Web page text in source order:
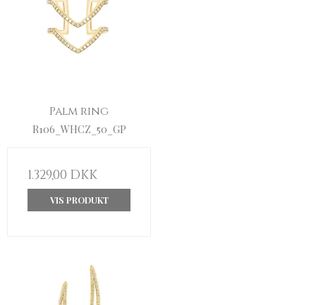
Palm ring
R106_WHCZ_50_GP
1.329,00 DKK
VIS PRODUKT